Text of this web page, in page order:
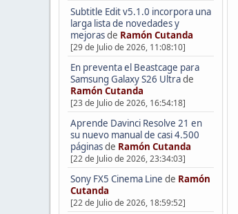
Subtitle Edit v5.1.0 incorpora una
larga lista de novedades y
mejorasde Ramón Cutanda
[29 de Julio de 2026, 11:08:10]
En preventa el Beastcage para
Samsung Galaxy S26 Ultrade
Ramón Cutanda
[23 de Julio de 2026, 16:54:18]
Aprende Davinci Resolve 21 en
su nuevo manual de casi 4.500
páginasde Ramón Cutanda
[22 de Julio de 2026, 23:34:03]
Sony FX5 Cinema Line de Ramón
Cutanda
[22 de Julio de 2026, 18:59:52]